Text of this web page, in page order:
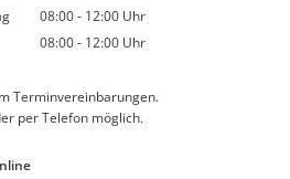
Von 14:00 bis 18:00 Uhr
08:00- 12:00 Uhr
Von 08:00 bis 12:00 Uhr
08:00- 12:00 Uhr
Terminvereinbarungen.
per Telefon möglich.